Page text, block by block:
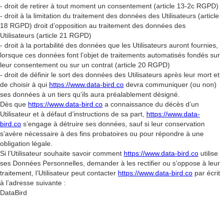
- droit de retirer à tout moment un consentement (article 13-2c RGPD)
- droit à la limitation du traitement des données des Utilisateurs (article
18 RGPD) droit d’opposition au traitement des données des
Utilisateurs (article 21 RGPD)
- droit à la portabilité des données que les Utilisateurs auront fournies,
lorsque ces données font l’objet de traitements automatisés fondés sur
leur consentement ou sur un contrat (article 20 RGPD)
- droit de définir le sort des données des Utilisateurs après leur mort et
de choisir à qui https://www.data-bird.co devra communiquer (ou non)
ses données à un tiers qu’ils aura préalablement désigné.
Dès que https://www.data-bird.co a connaissance du décès d’un
Utilisateur et à défaut d’instructions de sa part, https://www.data-
bird.co s’engage à détruire ses données, sauf si leur conservation
s’avère nécessaire à des fins probatoires ou pour répondre à une
obligation légale.
Si l’Utilisateur souhaite savoir comment https://www.data-bird.co utilise
ses Données Personnelles, demander à les rectifier ou s’oppose à leur
traitement, l’Utilisateur peut contacter https://www.data-bird.co par écrit
à l’adresse suivante :
DataBird